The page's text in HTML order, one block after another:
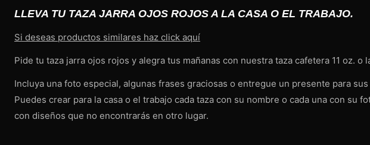
LLEVA TU TAZA JARRA OJOS ROJOS A LA CASA O EL TRABAJO.
Si deseas productos similares haz click aquí
Pide tu taza jarra ojos rojos y alegra tus mañanas con nuestra taza cafetera 11 oz. o
Incluya una foto especial, algunas frases graciosas o entregue un presente para
Puedes crear para la casa o el trabajo cada taza con su nombre o cada una con
con diseños que no encontrarás en otro lugar.